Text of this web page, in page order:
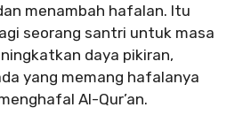
menambah hafalan. Itu
seorang santri untuk masa
daya pikiran,
yang memang hafalanya
Al-Qur’an.